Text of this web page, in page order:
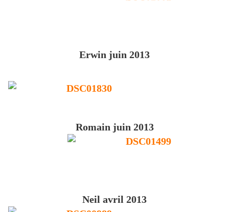
Erwin juin 2013
Romain juin 2013
Neil avril 2013